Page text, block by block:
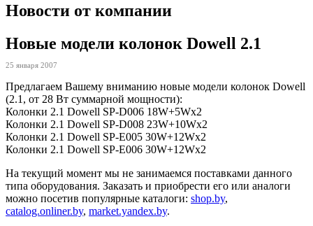
Новости от компании
Новые модели колонок Dowell 2.1
25 января 2007
Предлагаем Вашему вниманию новые модели колонок Dowell
(2.1, от 28 Вт суммарной мощности):
Колонки 2.1 Dowell SP-D006 18W+5Wx2
Колонки 2.1 Dowell SP-D008 23W+10Wx2
Колонки 2.1 Dowell SP-E005 30W+12Wx2
Колонки 2.1 Dowell SP-E006 30W+12Wx2
На текущий момент мы не занимаемся поставками данного
типа оборудования. Заказать и приобрести его или аналоги
можно посетив популярные каталоги: shop.by,
catalog.onliner.by, market.yandex.by.